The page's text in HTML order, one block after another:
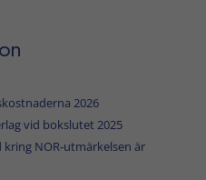
2026
vid bokslutet 2025
NOR-utmärkelsen är